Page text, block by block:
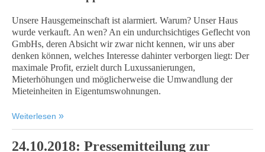
Unsere Hausgemeinschaft ist alarmiert. Warum? Unser Haus
wurde verkauft. An wen? An ein undurchsichtiges Geflecht von
GmbHs, deren Absicht wir zwar nicht kennen, wir uns aber
denken können, welches Interesse dahinter verborgen liegt: Der
maximale Profit, erzielt durch Luxussanierungen,
Mieterhöhungen und möglicherweise die Umwandlung der
Mieteinheiten in Eigentumswohnungen.
Weiterlesen
24.10.2018: Pressemitteilung zur